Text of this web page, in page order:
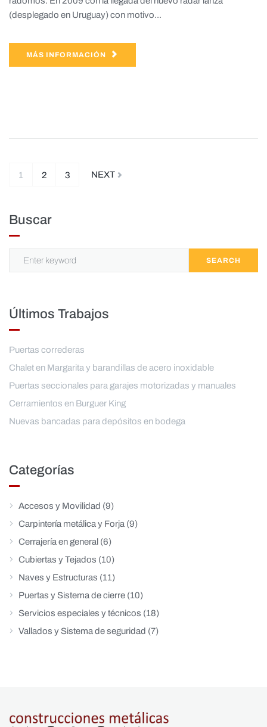
(desplegado en Uruguay) con motivo...
MÁS INFORMACIÓN
1 2 3 NEXT
Buscar
SEARCH
Últimos Trabajos
Puertas correderas
Chalet en Margarita y barandillas de acero inoxidable
Puertas seccionales para garajes motorizadas y manuales
Cerramientos en Burguer King
Nuevas bancadas para depósitos en bodega
Categorías
Accesos y Movilidad (9)
Carpintería metálica y Forja (9)
Cerrajería en general (6)
Cubiertas y Tejados (10)
Naves y Estructuras (11)
Puertas y Sistema de cierre (10)
Servicios especiales y técnicos (18)
Vallados y Sistema de seguridad (7)